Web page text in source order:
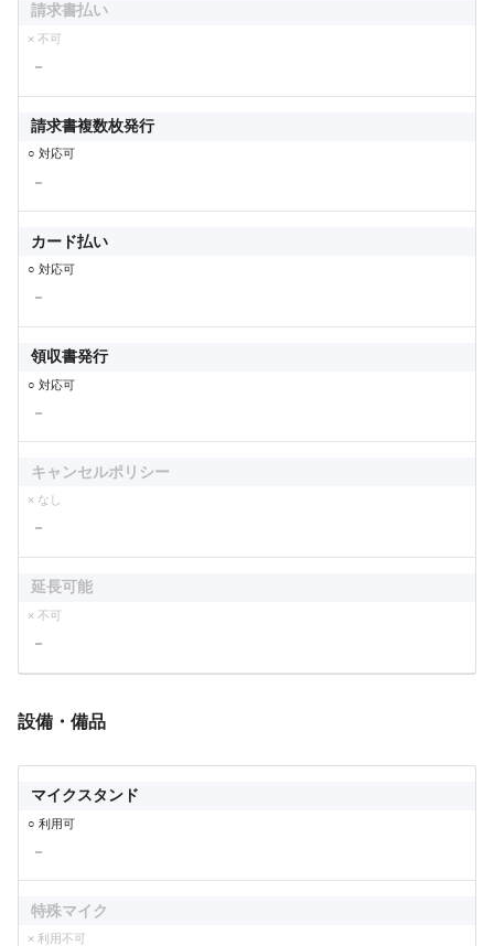
請求書払い
× 不可
－
請求書複数枚発行
○ 対応可
－
カード払い
○ 対応可
－
領収書発行
○ 対応可
－
キャンセルポリシー
× なし
－
延長可能
× 不可
－
設備・備品
マイクスタンド
○ 利用可
－
特殊マイク
× 利用不可